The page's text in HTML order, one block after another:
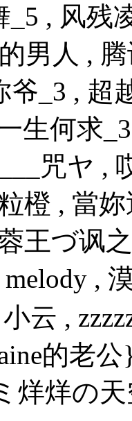
_5 , 风残
男人 ,
爷_3 ,
何求_3
咒ヤ ,
橙 , 當
王づ讽
melody ,
云 ,
的老
烊烊の